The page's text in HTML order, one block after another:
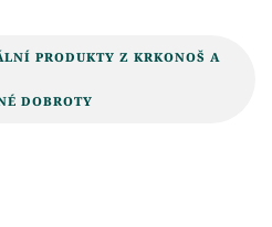
PRODUKTY Z KRKONOŠ A
DOBROTY